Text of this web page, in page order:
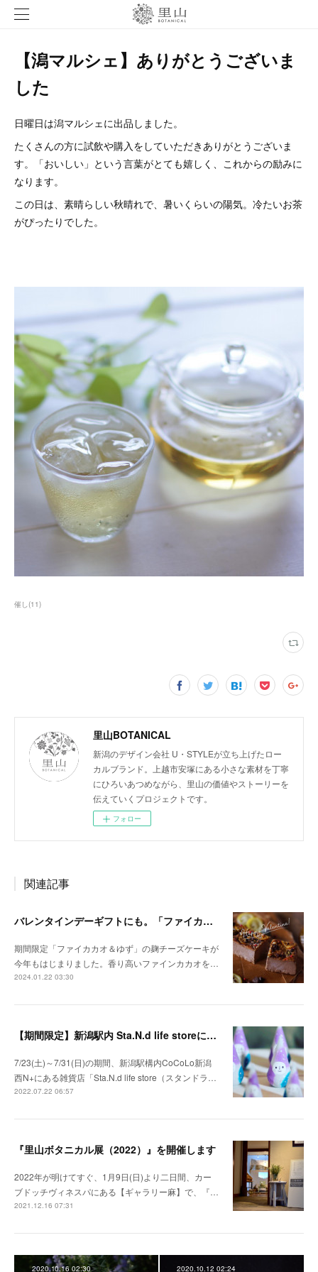
【潟マルシェ】ありがとうございま
した
日曜日は潟マルシェに出品しました。
たくさんの方に試飲や購入をしていただきありがとうございま
す。「おいしい」という言葉がとても嬉しく、これからの励みに
なります。
この日は、素晴らしい秋晴れで、暑いくらいの陽気。冷たいお茶
がぴったりでした。
催し(11)
里山BOTANICAL
新潟のデザイン会社 U・STYLEが立ち上げたロー
カルブランド。上越市安塚にある小さな素材を丁寧
にひろいあつめながら、里山の価値やストーリーを
伝えていくプロジェクトです。
フォロー
関連記事
バレンタインデーギフトにも。「ファイカカオ＆ゆず」の麹チーズケーキが今年も始まりました。
期間限定「ファイカカオ＆ゆず」の麹チーズケーキが
今年もはじまりました。香り高いファインカカオを…
2024.01.22 03:30
【期間限定】新潟駅内 Sta.N.d life storeにポップアップストアを出店します！
7/23(土)～7/31(日)の期間、新潟駅構内CoCoLo新潟
西N+にある雑貨店「Sta.N.d life store（スタンドラ…
2022.07.22 06:57
『里山ボタニカル展（2022）』を開催します
2022年が明けてすぐ、1月9日(日)より二日間、カー
ブドッチヴィネスパにある【ギャラリー麻】で、『…
2021.12.16 07:31
2020.10.16 02:30 2020.10.12 02:24